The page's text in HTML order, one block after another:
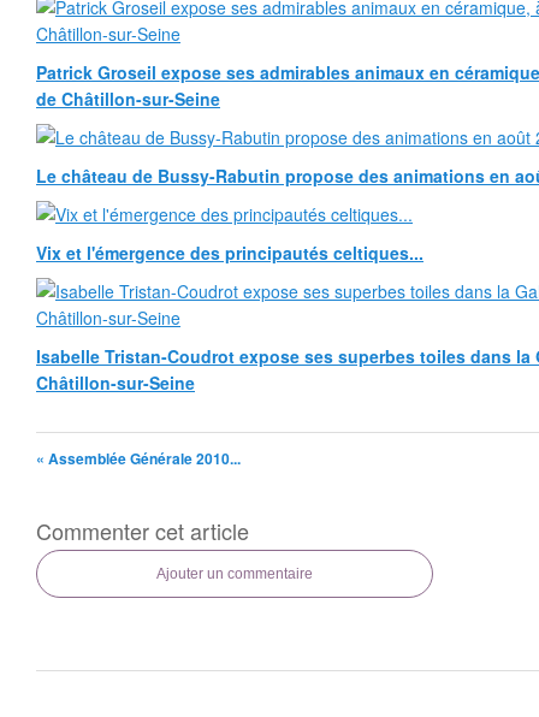
Patrick Groseil expose ses admirables animaux en
de Châtillon-sur-Seine
Le château de Bussy-Rabutin propose des animations en
Vix et l'émergence des principautés celtiques...
Isabelle Tristan-Coudrot expose ses superbes toiles dans la
Châtillon-sur-Seine
« Assemblée Générale 2010...
Commenter cet article
Ajouter un commentaire